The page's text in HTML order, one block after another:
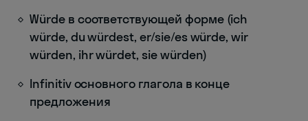
Würde в соответствующей форме (ich
würde, du würdest, er/sie/es würde, wir
würden, ihr würdet, sie würden)
Infinitiv основного глагола в конце
предложения